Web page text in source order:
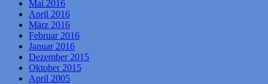
Mai 2016
April 2016
März 2016
Februar 2016
Januar 2016
Dezember 2015
Oktober 2015
April 2005